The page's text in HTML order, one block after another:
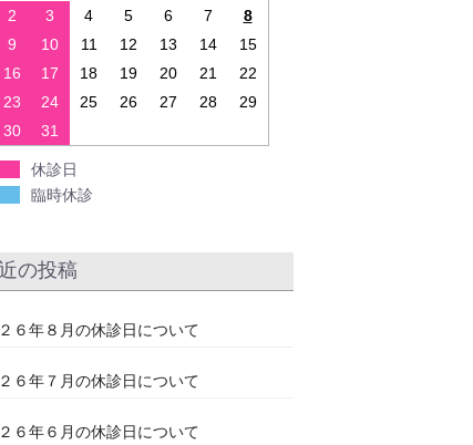
2
3 4 5 6 7
8
9
10 11 12 13 14
15
16
17 18 19 20 21
22
23
24 25 26 27 28
29
30
31
休診日
臨時休診
の投稿
６年８月の休診日について
６年７月の休診日について
６年６月の休診日について